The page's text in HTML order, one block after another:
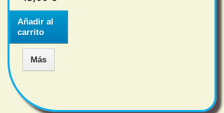
Añadir al
carrito
Más